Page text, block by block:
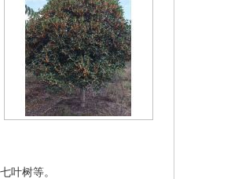
叶树等。